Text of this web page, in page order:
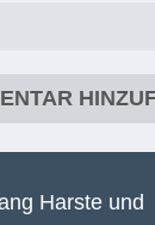
Harste und